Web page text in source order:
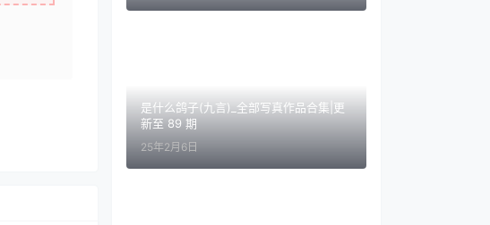
是什么鸽子(九言)_全部写真作品合集|更
新至 89 期
25年2月6日